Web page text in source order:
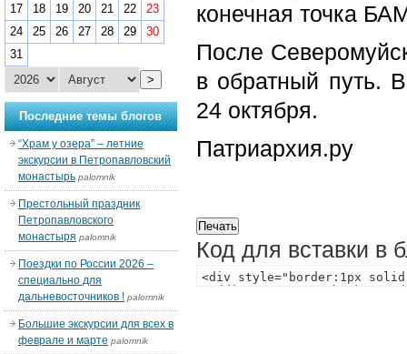
конечная точка
После
в обратный путь.
24 октября.
Патриархия.ру
Код для вставки в
17
18 19 20 21 22
23
24
25 26 27 28 29
30
31
>
Последние темы блогов
“Храм у озера” – летние
экскурсии в Петропавловский
монастырь palomnik
Престольный праздник
Петропавловского
монастыря palomnik
Поездки по России 2026 –
специально для
дальневосточников ! palomnik
Большие экскурсии для всех в
феврале и марте palomnik